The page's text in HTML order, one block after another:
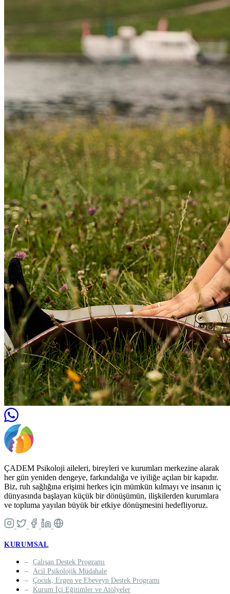
ÇADEM Psikoloji aileleri, bireyleri ve kurumları merkezine alarak
her gün yeniden dengeye, farkındalığa ve iyiliğe açılan bir kapıdır.
Biz, ruh sağlığına erişimi herkes için mümkün kılmayı ve insanın iç
dünyasında başlayan küçük bir dönüşümün, ilişkilerden kurumlara
ve topluma yayılan büyük bir etkiye dönüşmesini hedefliyoruz.
KURUMSAL
Çalışan Destek Programı
Acil Psikolojik Müdahale
Çocuk, Ergen ve Ebeveyn Destek Programı
Kurum İçi Eğitimler ve Atölyeler